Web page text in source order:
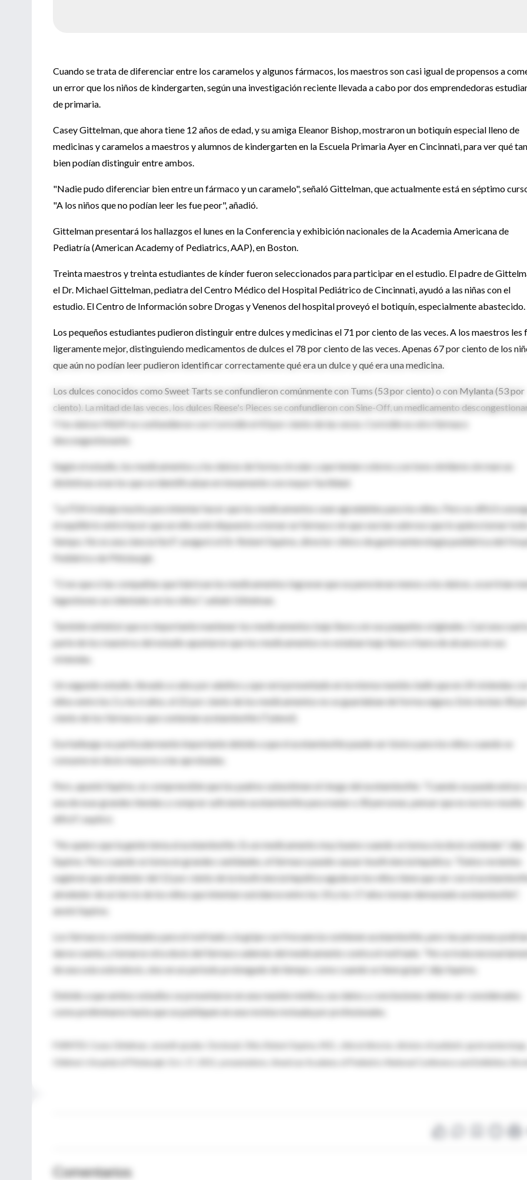
Cuando se trata de diferenciar entre los caramelos y algunos fármacos, los maestros son casi igual de propensos a
un error que los niños de kindergarten, según una investigación reciente llevada a cabo por dos emprendedoras
de primaria.
Casey Gittelman, que ahora tiene 12 años de edad, y su amiga Eleanor Bishop, mostraron un botiquín especial lleno de
medicinas y caramelos a maestros y alumnos de kindergarten en la Escuela Primaria Ayer en Cincinnati, para ver qué tan
bien podían distinguir entre ambos.
"Nadie pudo diferenciar bien entre un fármaco y un caramelo", señaló Gittelman, que actualmente está en séptimo
"A los niños que no podían leer les fue peor", añadió.
Gittelman presentará los hallazgos el lunes en la Conferencia y exhibición nacionales de la Academia Americana de
Pediatría (American Academy of Pediatrics, AAP), en Boston.
Treinta maestros y treinta estudiantes de kínder fueron seleccionados para participar en el estudio. El padre de
el Dr. Michael Gittelman, pediatra del Centro Médico del Hospital Pediátrico de Cincinnati, ayudó a las niñas con el
estudio. El Centro de Información sobre Drogas y Venenos del hospital proveyó el botiquín, especialmente abastecido.
Los pequeños estudiantes pudieron distinguir entre dulces y medicinas el 71 por ciento de las veces. A los maestros les
ligeramente mejor, distinguiendo medicamentos de dulces el 78 por ciento de las veces. Apenas 67 por ciento de los
que aún no podían leer pudieron identificar correctamente qué era un dulce y qué era una medicina.
Los dulces conocidos como Sweet Tarts se confundieron comúnmente con Tums (53 por ciento) o con Mylanta (53 por
ciento). La mitad de las veces, los dulces Reese's Pieces se confundieron con Sine-Off, un medicamento
Y los dulces M&M se confundieron con Coricidin el 43 por ciento de las veces. Coricidin es otro fármaco
descongestionante.
Según el estudio, los medicamentos y los dulces de forma circular y que tenían colores y un tono similares sin marcas
distintivas eran los que se identificaban erróneamente con mayor facilidad.
"La FDA trabaja mucho para intentar hacer que los medicamentos sean agradables para los niños. Pero es difícil
el equilibrio entre hacer que un niño esté dispuesto a tomar un fármaco sin que sea tan sabroso que lo quiera tomar todo
tiempo. No es una ciencia fácil", aseguró el Dr. Robert Squires, director clínico de gastroenterología pediátrica del
Pediátrico de Pittsburgh.
"Creo que si las compañías que fabrican los medicamentos lograran que se parecieran menos a los dulces, ocurrirían
ingestiones accidentales en los niños", señaló Gittelman.
También enfatizó que es importante mantener los medicamentos bajo llave y en sus paquetes originales. Casi una cuarta
parte de los maestros del estudio apuntaron que los medicamentos no estaban bajo llave o fuera de alcance en sus
viviendas.
Un segundo estudio, llevado a cabo por adultos y que será presentado en la misma reunión, halló que en 24 viviendas con
niños entre los 2 y los 6 años, el 22 por ciento de los medicamentos no se guardaban de forma segura. Esto incluía 30 por
ciento de los fármacos que contenían acetaminofén (Tylenol).
Ese hallazgo es particularmente importante debido a que el acetaminofén puede ser tóxico para los niños cuando se
consume en dosis mayores a las aprobadas.
Pero, apuntó Squires, es comprensible que los padres subestimen el riesgo del acetaminofén. "Cuando se puede entrar a
una de esas grandes tiendas y comprar suficiente acetaminofén para matar a 30 personas, pensar que es nocivo resulta
difícil", explicó.
"No quiero que la gente tema al acetaminofén. Es un medicamento muy bueno cuando se toma a la dosis estándar", dijo
Squires. Pero cuando se toma en grandes cantidades, el fármaco puede causar insuficiencia hepática. "Datos recientes
sugieren que alrededor del 12 por ciento de la insuficiencia hepática aguda en los niños tiene que ver con el
alrededor de un tercio de los niños que intentan suicidarse entre los 10 y los 17 años toman demasiado acetaminofén",
anotó Squires.
Los fármacos combinados para el resfriado y la gripe con frecuencia contienen acetaminofén, pero las personas
darse cuenta, y tomarse otra dosis del fármaco además del medicamento contra el resfriado. "No se trata
de una sola sobredosis, sino en un periodo prolongado de tiempo, como cuando se tiene gripe", dijo Squires.
Debido a que ambos estudios se presentaron en una reunión médica, sus datos y conclusiones deben ser considerados
como preliminares hasta que se publiquen en una revista revisada por profesionales.
FUENTES: Casey Gittelman, seventh-grader, Cincinnati, Ohio; Robert Squires, M.D., clinical director, division of pediatric gastroenterology,
Comentarios